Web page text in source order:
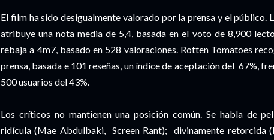
El film ha sido desigualmente valorado por la prensa y el público.
atribuye una nota media de 5,4, basada en el voto de 8,900
rebaja a 4m7, basado en 528 valoraciones. Rotten Tomatoes
prensa, basada e 101 reseñas, un índice de aceptación del 67%,
500 usuarios del 43%.
Los críticos no mantienen una posición común. Se habla de
ridícula (Mae Abdulbaki, Screen Rant); divinamente retorcida